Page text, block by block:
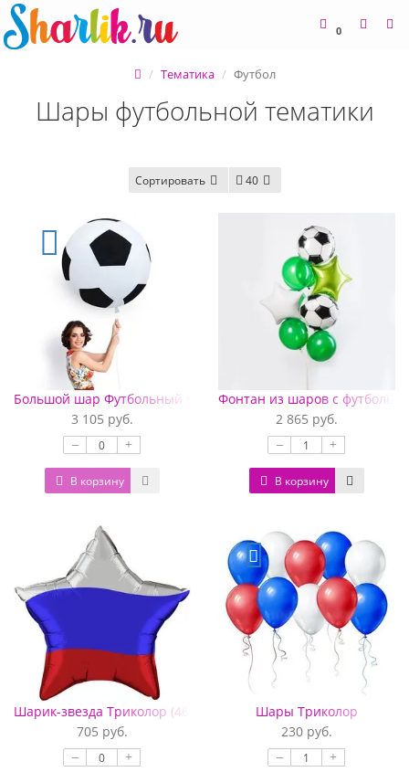
0
Тематика Футбол
Шары футбольной тематики
Сортировать 40
Большой шар Футбольный мяч
3 105 руб.
– +
В корзину
Фонтан из шаров с
2 865 руб.
– +
В корзину
Шарик-звезда Триколор (46 см)
705 руб.
– +
Шары Триколор
230 руб.
– +